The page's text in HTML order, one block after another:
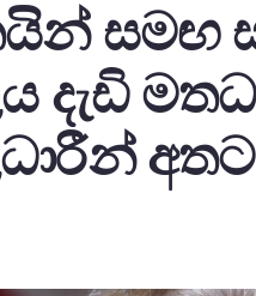
සමඟ
දැඩි
අතට